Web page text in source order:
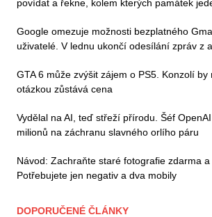
povídat a řekne, kolem kterých památek
Google omezuje možnosti bezplatného
uživatelé. V lednu ukončí odesílání zpráv z
GTA 6 může zvýšit zájem o PS5. Konzolí by
otázkou zůstává cena
Vydělal na AI, teď střeží přírodu. Šéf
milionů na záchranu slavného orlího páru
Návod: Zachraňte staré fotografie zdarma a
Potřebujete jen negativ a dva mobily
DOPORUČENÉ ČLÁNKY